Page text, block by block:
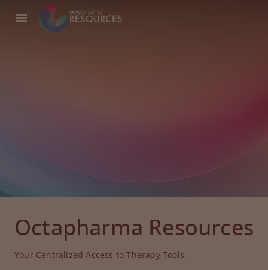
Octapharma Resources
Your Centralized Access to Therapy Tools.